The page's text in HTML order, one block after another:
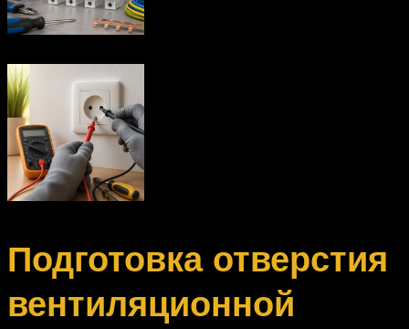
Подготовка отверстия
вентиляционной